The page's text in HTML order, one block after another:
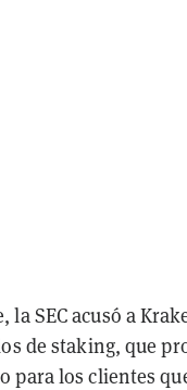
SEC acusó a
de staking, que
para los clientes